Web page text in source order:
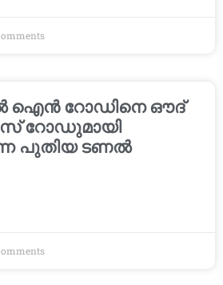
ഐൻ റോഡിനെ ഔദ്
റോഡുമായി
പുതിയ ടണൽ